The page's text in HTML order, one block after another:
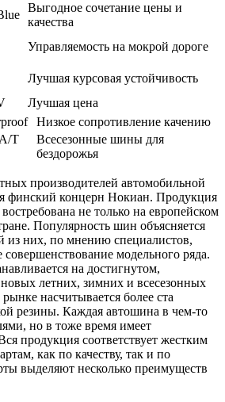
Выгодное сочетание цены и
качества
Управляемость на мокрой дороге
Лучшая курсовая устойчивость
Лучшая цена
Низкое сопротивление качению
T
Всесезонные шины для
бездорожья
производителей автомобильной
финский концерн Нокиан. Продукция
не только на европейском
Популярность шин объясняется
из них, по мнению специалистов,
совершенствование модельного ряда.
на достигнутом,
летних, зимних и всесезонных
насчитывается более ста
резины. Каждая автошина в чем-то
но в тоже время имеет
продукция соответствует жестким
как по качеству, так и по
выделяют несколько преимуществ